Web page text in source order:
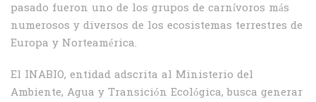
pasado fueron uno de los grupos de carnívoros más
numerosos y diversos de los ecosistemas terrestres de
Europa y Norteamérica.
El INABIO, entidad adscrita al Ministerio del
Ambiente, Agua y Transición Ecológica, busca generar